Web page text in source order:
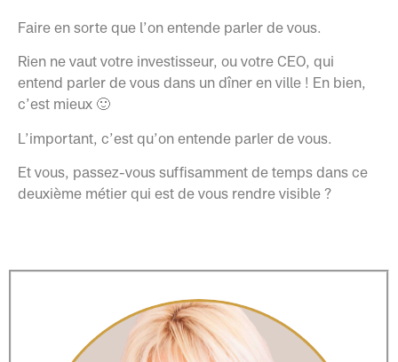
Faire en sorte que l’on entende parler de vous.
Rien ne vaut votre investisseur, ou votre CEO, qui
entend parler de vous dans un dîner en ville ! En bien,
c’est mieux 🙂
L’important, c’est qu’on entende parler de vous.
Et vous, passez-vous suffisamment de temps dans ce
deuxième métier qui est de vous rendre visible ?